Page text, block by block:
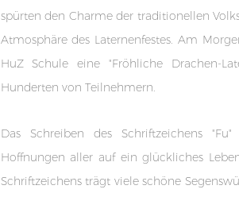
spürten den Charme der traditionellen
Atmosphäre des Laternenfestes. Am
HuZ Schule eine "Fröhliche Drachen-
Hunderten von Teilnehmern.
Das Schreiben des Schriftzeichens
Hoffnungen aller auf ein glückliches
Schriftzeichens trägt viele schöne